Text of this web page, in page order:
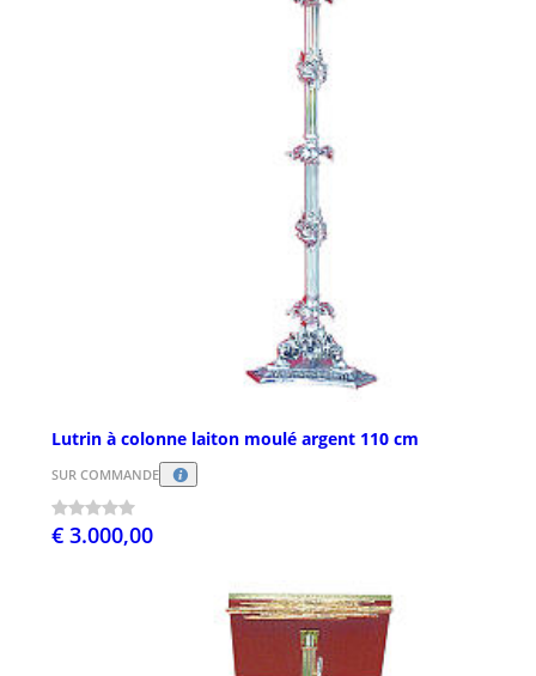
Lutrin à colonne laiton moulé argent 110 cm
SUR COMMANDE
€ 3.000,00